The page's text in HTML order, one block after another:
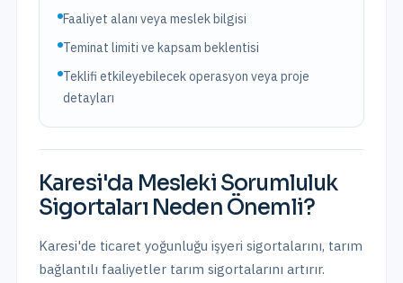
Faaliyet alanı veya meslek bilgisi
Teminat limiti ve kapsam beklentisi
Teklifi etkileyebilecek operasyon veya proje
detayları
Karesi'da Mesleki Sorumluluk
Sigortaları Neden Önemli?
Karesi'de ticaret yoğunluğu işyeri sigortalarını, tarım
bağlantılı faaliyetler tarım sigortalarını artırır.